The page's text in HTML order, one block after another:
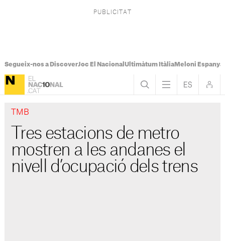
Segueix-nos a DiscoverJoc El Nacional Ultimàtum ItàliaMeloni Espanya
TMB
Tres estacions de metro
mostren a les andanes el
nivell d’ocupació dels trens